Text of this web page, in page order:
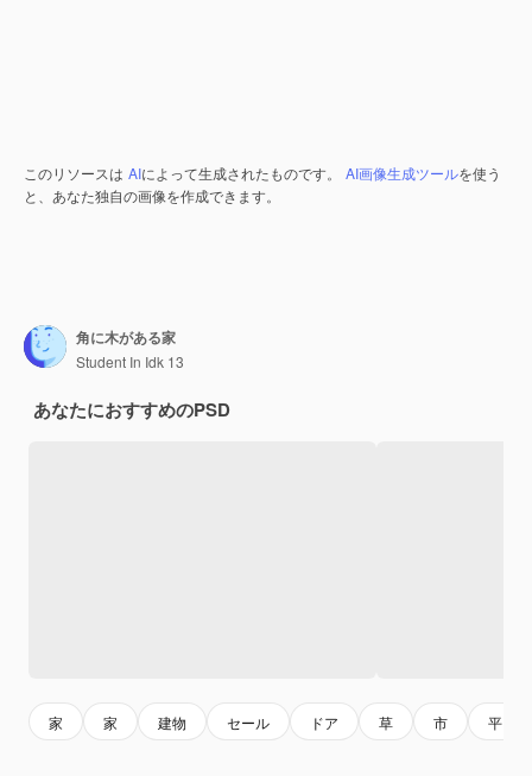
このリソースは AIによって生成されたものです。 AI画像生成ツールを使う
と、あなた独自の画像を作成できます。
角に木がある家
Student In Idk 13
あなたにおすすめのPSD
家 家 建物 セール ドア 草 市 平らな